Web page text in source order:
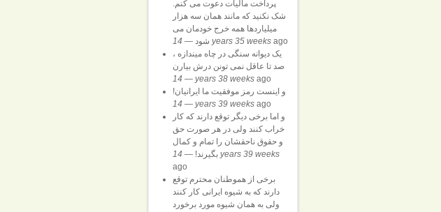
پرداخت مالیات دعوت می کنم.
شک نکنید که مانند همان سه هزار
میلیاردها همه خرج خودمان می
شود — 14 years 35 weeks ago
یک دیوانه سنگی در چاه میندازه ،
صد تا عاقل نمی تونن درش بیارن
— 14 years 38 weeks ago
و اینست رمز موفقیت ما ایرانیان!
— 14 years 39 weeks ago
و اما برخی دیگر توقع دارند که کار
خراب کنند ولی در هر صورت حق
و حقوق ناحقشان را تمام و کمال
بگیرند! —
14 years 39 weeks
ago
برخی از هموطنان محترم توقع
دارند که به شیوه ایرانی کار کنند
ولی به همان شیوه مورد برخورد